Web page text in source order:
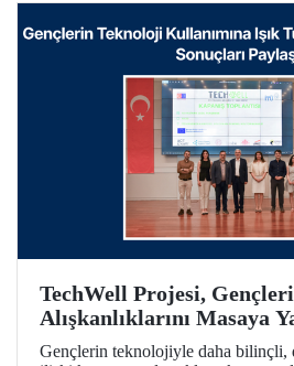
TechWell Projesi,
Alışkanlıklarını Masaya
Gençlerin teknolojiyle daha bilinçli,